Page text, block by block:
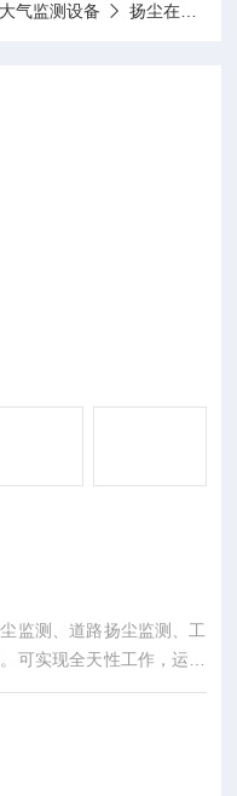
大气监测设备 扬尘在线监测
监测、道路扬尘监测、工
可实现全天性工作，运行
计简单大方，安装方式多